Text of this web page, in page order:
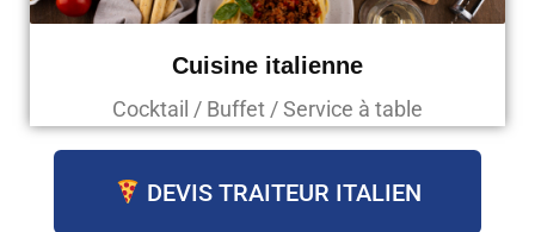
Cuisine italienne
Cocktail / Buffet / Service à table
DEVIS TRAITEUR ITALIEN